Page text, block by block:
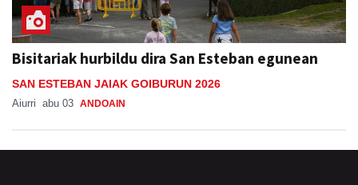
Bisitariak hurbildu dira San Esteban egunean
SAN ESTEBAN JAIAK GOIBURUN 2026
Aiurri abu 03 ANDOAIN